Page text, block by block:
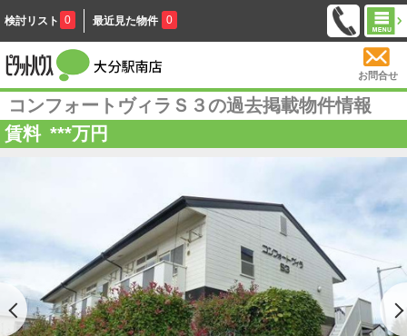
検討リスト 0 最近見た物件 0
お問合せ
コンフォートヴィラＳ３の過去掲載物件情報
賃料 ***万円